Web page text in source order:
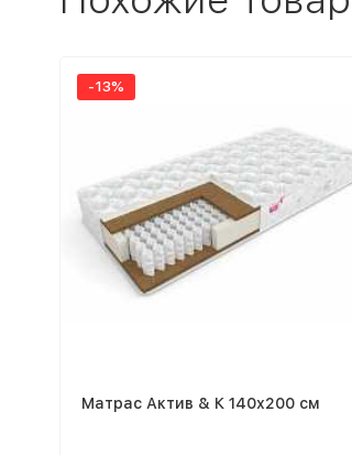
-13%
Матрас Актив & К 140х200 см